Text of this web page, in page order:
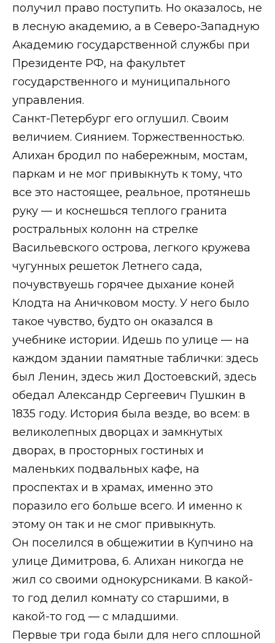
получил право поступить. Но оказалось, не
в лесную академию, а в Северо-Западную
Академию государственной службы при
Президенте РФ, на факультет
государственного и муниципального
управления.
Санкт-Петербург его оглушил. Своим
величием. Сиянием. Торжественностью.
Алихан бродил по набережным, мостам,
паркам и не мог привыкнуть к тому, что
все это настоящее, реальное, протянешь
руку — и коснешься теплого гранита
ростральных колонн на стрелке
Васильевского острова, легкого кружева
чугунных решеток Летнего сада,
почувствуешь горячее дыхание коней
Клодта на Аничковом мосту. У него было
такое чувство, будто он оказался в
учебнике истории. Идешь по улице — на
каждом здании памятные таблички: здесь
был Ленин, здесь жил Достоевский, здесь
обедал Александр Сергеевич Пушкин в
1835 году. История была везде, во всем: в
великолепных дворцах и замкнутых
дворах, в просторных гостиных и
маленьких подвальных кафе, на
проспектах и в храмах, именно это
поразило его больше всего. И именно к
этому он так и не смог привыкнуть.
Он поселился в общежитии в Купчино на
улице Димитрова, 6. Алихан никогда не
жил со своими однокурсниками. В какой-
то год делил комнату со старшими, в
какой-то год — с младшими.
Первые три года были для него сплошной